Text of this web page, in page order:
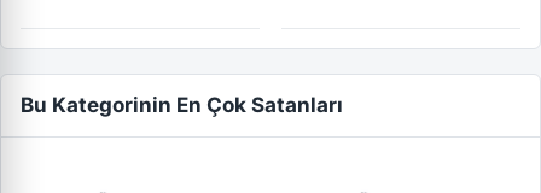
Bu Kategorinin En Çok Satanları